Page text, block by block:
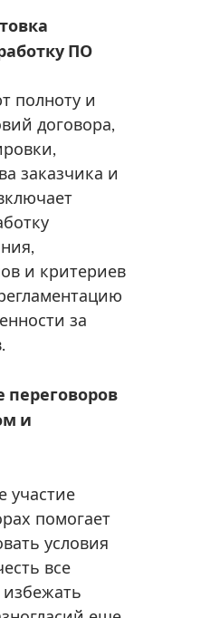
ПО
полноту и
договора,
заказчика и
и критериев
за
переговоров
и
участие
помогает
условия
все